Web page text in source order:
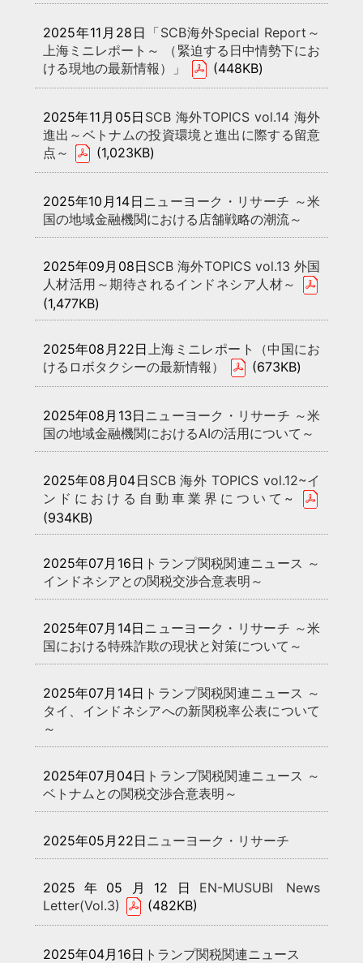
2025年11月28日 「SCB海外Special Report～
上海ミニレポート～ （緊迫する日中情勢下にお
ける現地の最新情報）」
(448KB)
2025年11月05日 SCB 海外TOPICS vol.14 海外
進出～ベトナムの投資環境と進出に際する留意
点～
(1,023KB)
2025年10月14日ニューヨーク・リサーチ ～米
国の地域金融機関における店舗戦略の潮流～
2025年09月08日SCB 海外TOPICS vol.13 外国
人材活用～期待されるインドネシア人材～
(1,477KB)
2025年08月22日 上海ミニレポート（中国にお
けるロボタクシーの最新情報）
(673KB)
2025年08月13日ニューヨーク・リサーチ ～米
国の地域金融機関におけるAIの活用について～
2025年08月04日 SCB 海外 TOPICS vol.12~イ
ンドにおける自動車業界について~
(934KB)
2025年07月16日 トランプ関税関連ニュース ～
インドネシアとの関税交渉合意表明～
2025年07月14日ニューヨーク・リサーチ ～米
国における特殊詐欺の現状と対策について～
2025年07月14日 トランプ関税関連ニュース ～
タイ、インドネシアへの新関税率公表について
～
2025年07月04日 トランプ関税関連ニュース ～
ベトナムとの関税交渉合意表明～
2025年05月22日ニューヨーク・リサーチ
2025年05月12日 EN-MUSUBI News
Letter(Vol.3)
(482KB)
2025年04月16日 トランプ関税関連ニュース